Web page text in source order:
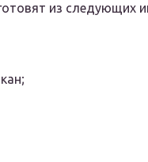
из следующих